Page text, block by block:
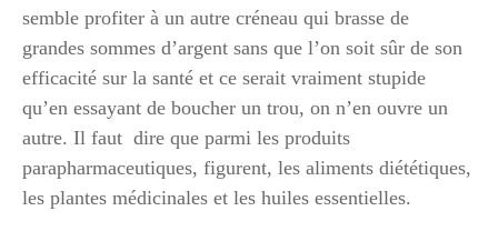
semble profiter à un autre créneau qui brasse de
grandes sommes d’argent sans que l’on soit sûr de son
efficacité sur la santé et ce serait vraiment stupide
qu’en essayant de boucher un trou, on n’en ouvre un
autre. Il faut dire que parmi les produits
parapharmaceutiques, figurent, les aliments diététiques,
les plantes médicinales et les huiles essentielles.